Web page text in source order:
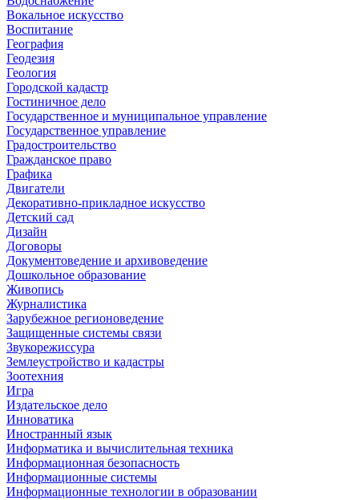
Вокальное искусство
Воспитание
География
Геодезия
Геология
Городской кадастр
Гостиничное дело
Государственное и муниципальное управление
Государственное управление
Градостроительство
Гражданское право
Графика
Двигатели
Декоративно-прикладное искусство
Детский сад
Дизайн
Договоры
Документоведение и архивоведение
Дошкольное образование
Живопись
Журналистика
Зарубежное регионоведение
Защищенные системы связи
Звукорежиссура
Землеустройство и кадастры
Зоотехния
Игра
Издательское дело
Инноватика
Иностранный язык
Информатика и вычислительная техника
Информационная безопасность
Информационные системы
Информационные технологии в образовании